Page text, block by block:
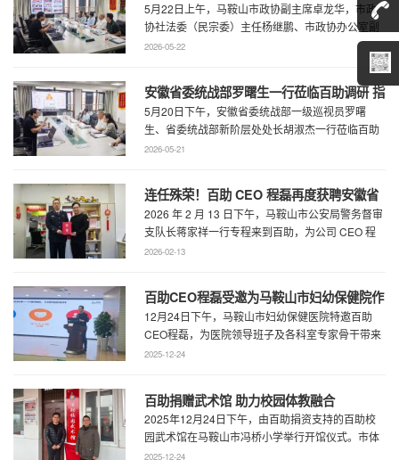
研指导工作
5月22日上午，马鞍山市政协副主席卓龙华，市政
协社法委（民宗委）主任杨继鹏、市政协办公室副
主任何慧、市政协专委会综合五科副科长 ...
2026-05-22
安徽省委统战部罗曙生一行莅临百助调研 指
导新阶层人士工作
5月20日下午，安徽省委统战部一级巡视员罗曙
生、省委统战部新阶层处处长胡淑杰一行莅临百助
走访调研，马鞍山市委统战部副部长王林陪 ...
2026-05-21
连任殊荣！百助 CEO 程磊再度获聘安徽省
公安厅党风政风警风监督员
2026 年 2 月 13 日下午，马鞍山市公安局警务督审
支队长蒋家祥一行专程来到百助，为公司 CEO 程
磊现场颁发安徽省公安厅党风 ...
2026-02-13
百助CEO程磊受邀为马鞍山市妇幼保健院作
专题演讲 共绘“超越医疗”发展新蓝图
12月24日下午，马鞍山市妇幼保健医院特邀百助
CEO程磊，为医院领导班子及各科室专家骨干带来
了一场题为《预见趋势，定义未来——为 ...
2025-12-24
百助捐赠武术馆 助力校园体教融合
2025年12月24日下午，由百助捐资支持的百助校
园武术馆在马鞍山市冯桥小学举行开馆仪式。市体
育局王鹏处长、花山区教育局华俊局长、 ...
2025-12-24